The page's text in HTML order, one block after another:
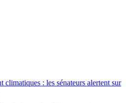
climatiques : les sénateurs alertent sur